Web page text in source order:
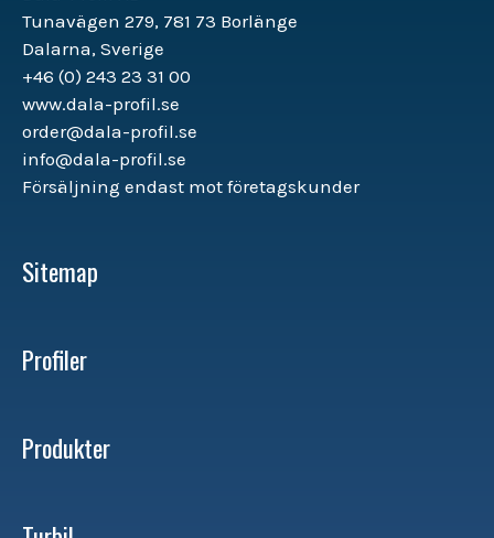
Tunavägen 279, 781 73 Borlänge
Dalarna, Sverige
+46 (0) 243 23 31 00
www.dala-profil.se
order@dala-profil.se
info@dala-profil.se
Försäljning endast mot företagskunder
Sitemap
Profiler
Produkter